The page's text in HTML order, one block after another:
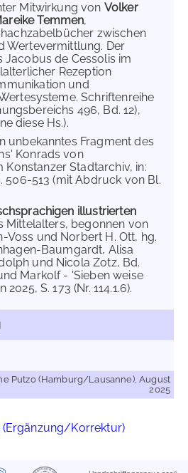
Mitwirkung von Volker
Temmen,
zwischen
Wertevermittlung. Der
Jacobus de Cessolis im
Rezeption
und
Schriftenreihe
496, Bd. 12),
diese Hs.).
unbekanntes Fragment des
Konrads von
Konstanzer Stadtarchiv, in:
506-513 (mit Abdruck von Bl.
illustrierten
Mittelalters, begonnen von
Voss und Norbert H. Ott, hg.
Baumgardt, Alisa
und Nicola Zotz, Bd.
Markolf - 'Sieben weise
S. 173 (Nr. 114.1.6).
Putzo (Hamburg/Lausanne), August
2025
(Ergänzung/Korrektur)